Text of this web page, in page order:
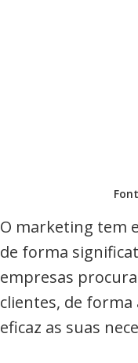
O marketing tem
de forma
empresas
clientes, de
eficaz as suas